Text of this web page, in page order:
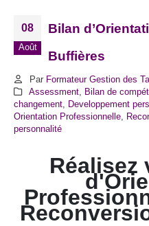
08
Août
Bilan
Buffières
Par Formateur Gestion des
Assessment, Bilan de
changement
Developpement
Orientation Professionnelle
personnalité
Réalisez